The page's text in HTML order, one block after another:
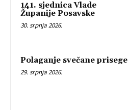
141. sjednica Vlade
Županije Posavske
30. srpnja 2026.
Polaganje svečane prisege
29. srpnja 2026.